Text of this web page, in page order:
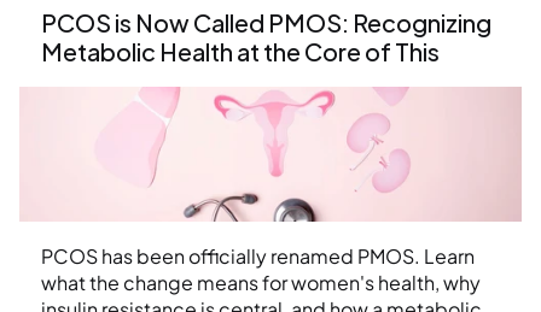
PCOS is Now Called PMOS: Recognizing
Metabolic Health at the Core of This
Condition
PCOS has been officially renamed PMOS. Learn
what the change means for women's health, why